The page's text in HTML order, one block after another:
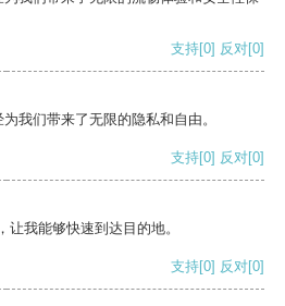
支持[0] 反对[0]
我们带来了无限的隐私和自由。
支持[0] 反对[0]
我能够快速到达目的地。
支持[0] 反对[0]